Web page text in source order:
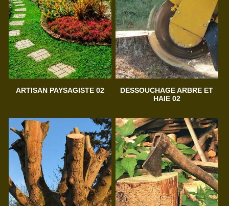
ARTISAN PAYSAGISTE 02
DESSOUCHAGE ARBRE ET
HAIE 02